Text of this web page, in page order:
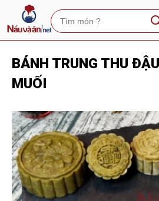
BÁNH TRUNG THU
MUỐI